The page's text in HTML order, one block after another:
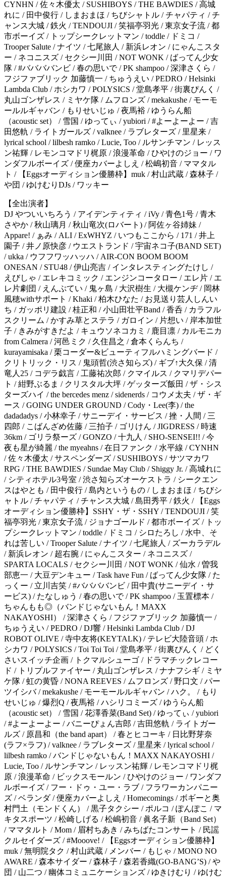
CYNHN / 佐々木優太 / SUSHIBOYS / THE BAWDIES / 高城
れに / 田中俊行 / しまおまほ / ちびシャトル / チャパティ / チ
ャンス大城 / 鉄火 / TENDOUJI / 笑福亭羽光 / 東京女子流 / 都
市ボーイズ / トップシークレットマン / toddle / ドミコ /
Trooper Salute / ナイツ / 七尾旅人 / 新浜レオン / にゃんこスタ
ー / ネコニスズ / セクシー川田 / NOT WONK / ばってん少女
隊 / #ババババンビ / 春の思いで / PK shampoo / 深津さくら /
フジファブリック 加藤慎一 / ちゅうえい / PEDRO / Helsinki
Lambda Club / ホシカワ / POLYSICS / 堂島孝平 / 街裏ぴんく /
丸山ゴンザレス / ミヤケ隊 / ムフロンズ / mekakushe / モーモ
ールルギャバン / もりせいじゅ / 夜馬裕 / ゆうらん船
（acoustic set） / 雪国 / ゆってぃ / yubiori / #よーよーよー / 吉
田悠軌 / ライトガールズ / valknee / ラブレターズ / 里星来 /
lyrical school / lilbesh ramko / Lucie, Too / ルサンチマン / レッス
ン祐輝 / レモンコマドリ梶原 / 浪漫革命 / ひやけのジョー / ワ
ンダフルボーイズ / 便座カバーよしえ / 松嶋初音 / ママタル
ト / 【Eggsオーディション優勝枠】muk / 村山武蔵 / 森林子 /
や団 / ゆけむりDJs / ワッキー
【全出演者】
DJ やついいちろう / アイデンティティ / iVy / 青色1号 / 青木
さやか / 秋山璃月 / 秋山竜次(ロバート) / 阿佐ヶ谷姉妹 /
Appare! / ぁみ / ALI / ExWHYZ / いつもここから / 171 / 井上
園子 / 井ノ原快彦 / ウエストランド / 宇宙ネコ子(BAND SET)
/ ukka / ウフフワッハッハ / AIR-CON BOOM BOOM
ONESAN / STU48 / 伊山亮吉 / インタレスティングたけし /
えびしゃ / エレキコミック / エンジンコータロー / エレ片 / エ
レ片劇団 / えんぷてい / 鬼ヶ島 / 大沢樹生 / 大槻ケンヂ / 岡林
風穂withサポート / Khaki / 柏木ひなた / お見送り芸人しんい
ち / ガッポリ建設 / 桂正和 / 小山田壮平Band / 香呑 / カラフル
スクリーム / かすみ草とステラ / ガロイン / 片想い / 岸本加世
子 / きみがすきだよ / キュウソネコカミ / 鹿目凛 / カルモニカ
from Calmera / 河邑ミク / 久住昌之 / 倉本くらんち /
kurayamisaka / 栗コーダー&ビューティフルハミングバード /
クリトリック・リス / 鬼頭哲(渋さ知らズ) / ギブ↑大久保 / 清
竜人25 / コデラ戯言 / 工藤祐次郎 / クマイルス / クマリデパー
ト / 紺野ぶるま / クリスタル大坪 / ゲッターズ飯田 / ザ・シス
ターズハイ / the bercedes menz / sidenerds / コウメ太夫 / ザ・ギ
ース / GOING UNDER GROUND / Cody・Lee(李) / the
dadadadys / 小林幸子 / サニーデイ・サービス / 挫・人間 / 三
四郎 / こばんざめ佐藤 / 三拍子 / ゴリけん / JIGDRESS / 時速
36km / ゴリラ祭ーズ / GONZO / 十九人 / SHO-SENSEI!! / 今
夜も星が綺麗 / the myeahns / 在日ファンク / 水平線 / CYNHN
/ 佐々木優太 / サスペンダーズ / SUSHIBOYS / サツマカワ
RPG / THE BAWDIES / Sundae May Club / Shiggy Jr. / 高城れに
/ シティホテル3号室 / 渋さ知らズオーケストラ / シークエン
スはやとも / 田中俊行 / 島内というもの / しまおまほ / ちびシ
ャトル / チャパティ / チャンス大城 / 島田秀平 / 鉄火 / 【Eggs
オーディション優勝枠】SSHY・ザ・SSHY / TENDOUJI / 笑
福亭羽光 / 東京女子流 / ジョナゴールド / 都市ボーイズ / トッ
プシークレットマン / toddle / ドミコ / シロたろし / 水中、そ
れは苦しい / Trooper Salute / ナイツ / 七尾旅人 / ズーカラデル
/ 新浜レオン / 超右腕 / にゃんこスター / ネコニスズ /
SPARTA LOCALS / セクシー川田 / NOT WONK / 仙水 / 曽我
部恵一 / 大豆デンキュー / Task have Fun / ばってん少女隊 / た
っくー / 立川吉笑 / #ババババンビ / 田中貴(サニーデイ・サ
ービス) / たなしゅう / 春の思いで / PK shampoo / 玉置標本 /
ちゃんもも◎（バンドじゃないもん！MAXX
NAKAYOSHI） / 深津さくら / フジファブリック 加藤慎一 /
ちゅうえい / PEDRO / DJ響 / Helsinki Lambda Club / DJ
ROBOT OLIVE / 寺中友将(KEYTALK) / テレビ大陸音頭 / ホ
シカワ / POLYSICS / Toi Toi Toi / 堂島孝平 / 街裏ぴんく / どく
さいスイッチ企画 / トクマルシューゴ / ドラマチックレコー
ド / トリプルファイヤー / 丸山ゴンザレス / ナナフシギ / ミヤ
ケ隊 / 虹の黄昏 / NONA REEVES / ムフロンズ / 野口文 / パー
ツイシバ / mekakushe / モーモールルギャバン / ハク。 / もり
せいじゅ / 爆烈Q / 夜馬裕 / ハシリコミーズ / ゆうらん船
（acoustic set） / 雪国 / 花澤香菜(Band Set) / ゆってぃ / yubiori
/ #よーよーよー / バニーぴょん吉郎 / 吉田悠軌 / ライトガー
ルズ / 原昌和（the band apart） / 春とヒコーキ / 日比野芽奈
(ラフ×ラフ) / valknee / ラブレターズ / 里星来 / lyrical school /
lilbesh ramko / バンドじゃないもん！MAXX NAKAYOSHI /
Lucie, Too / ルサンチマン / レッスン祐輝 / レモンコマドリ梶
原 / 浪漫革命 / ビックスモールン / ひやけのジョー / ワンダフ
ルボーイズ / フー・ドゥ・ユー・ラブ / フラワーカンパニー
ズ / ベランダ / 便座カバーよしえ / Homecomings / ボギーと奥
村門土（モンドくん） / 黒子タクシー / ポルコ / ぽんぽこ / マ
キタスポーツ / 松崎しげる / 松嶋初音 / 眞名子新（Band Set）
/ ママタルト / Mom / 眉村ちあき / みちばたコンサート / 民謡
クルセイダーズ / #Mooove! / 【Eggsオーディション優勝枠】
muk / 無明院タク / 村山武蔵 / メンバー / もじゃ / MONO NO
AWARE / 森本サイダー / 森林子 / 森若香織(GO-BANG’S) / や
団 / 山二つ / 幽体コミュニケーションズ / ゆきけむり / ゆけむ